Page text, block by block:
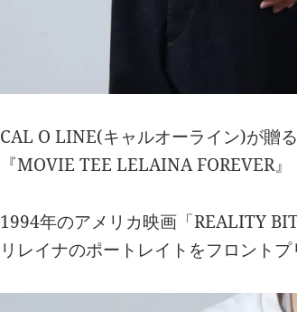
CAL O LINE(キャルオーライン)が贈
『MOVIE TEE LELAINA FOREVER』
1994年のアメリカ映画「REALITY
リレイナのポートレイトをフロントプ